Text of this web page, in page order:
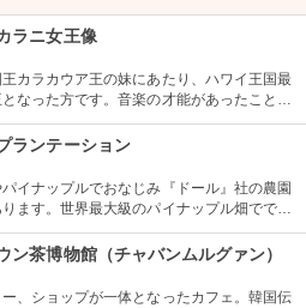
ラニ女王像
カラカウア王の妹にあたり、ハワイ王国最
なった方です。音楽の才能があったことで
オエ』を作曲しました。日本でもその優し
まれていますね。
ランテーション
イナップルでおなじみ『ドール』社の農園
ます。世界最大級のパイナップル畑ででき
ル・エキスプレスなど、大人も子供も楽し
があります。カワイイお土産もいっぱい。
ン茶博物館（チャバンムルグァン）
、ショップが一体となったカフェ。韓国伝